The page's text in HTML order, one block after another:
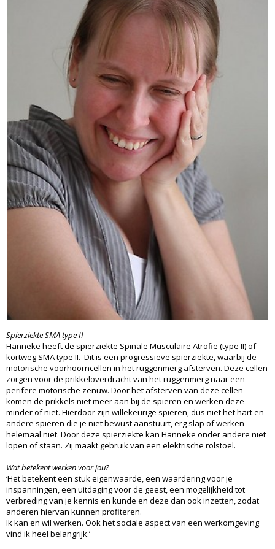
Spierziekte SMA type II
Hanneke heeft de spierziekte Spinale Musculaire Atrofie (type II) of
kortweg SMA type II. Dit is een progressieve spierziekte, waarbij de
motorische voorhoorncellen in het ruggenmerg afsterven. Deze cellen
zorgen voor de prikkeloverdracht van het ruggenmerg naar een
perifere motorische zenuw. Door het afsterven van deze cellen
komen de prikkels niet meer aan bij de spieren en werken deze
minder of niet. Hierdoor zijn willekeurige spieren, dus niet het hart en
andere spieren die je niet bewust aanstuurt, erg slap of werken
helemaal niet. Door deze spierziekte kan Hanneke onder andere niet
lopen of staan. Zij maakt gebruik van een elektrische rolstoel.
Wat betekent werken voor jou?
‘Het betekent een stuk eigenwaarde, een waardering voor je
inspanningen, een uitdaging voor de geest, een mogelijkheid tot
verbreding van je kennis en kunde en deze dan ook inzetten, zodat
anderen hiervan kunnen profiteren.
Ik kan en wil werken. Ook het sociale aspect van een werkomgeving
vind ik heel belangrijk.’